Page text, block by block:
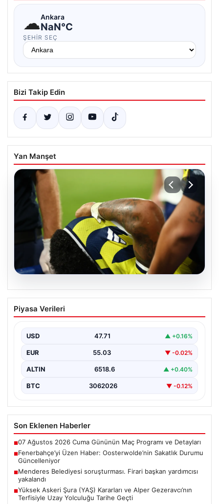
☁Ankara
NaN°C
ŞEHIR SEÇ
Bizi Takip Edin
Yan Manşet
06.08.2026
Fenerbahçe’yi Üzen Haber:
Oosterwolde’nin Sakatlık Durumu
Fenerbahçe futbol ailesi, geçtiğimiz günlerde oynanan
Piyasa Verileri
USD 47.71 ▲ +0.16%
EUR 55.03 ▼ -0.02%
ALTIN 6518.6 ▲ +0.40%
BTC 3062026 ▼ -0.12%
Son Eklenen Haberler
■07 Ağustos 2026 Cuma Gününün Maç Programı ve Detayları
■Fenerbahçe’yi Üzen Haber: Oosterwolde’nin Sakatlık Durumu
Güncelleniyor
■Menderes Belediyesi soruşturması. Firari başkan yardımcısı
yakalandı
■Yüksek Askeri Şura (YAŞ) Kararları ve Alper Gezeravcı’nın
Terfisiyle Uzay Yolculuğu Tarihe Geçti